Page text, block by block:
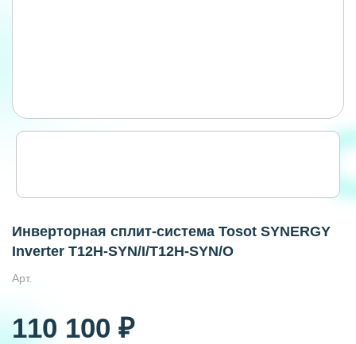
Инверторная сплит-система Tosot SYNERGY
Inverter T12H-SYN/I/T12H-SYN/O
Арт.
110 100 ₽